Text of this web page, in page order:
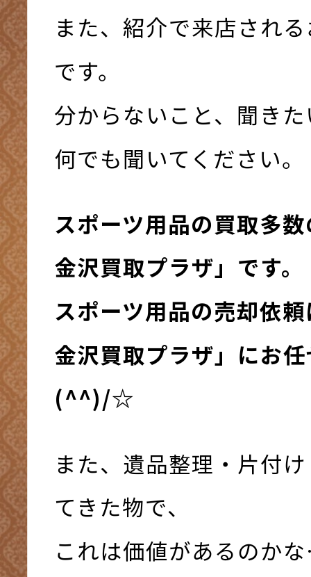
また、紹介で来店され
です。
分からないこと、聞き
何でも聞いてください。
スポーツ用品の買取多
金沢買取プラザ」です。
スポーツ用品の売却依
金沢買取プラザ」にお
(^^)/☆
また、遺品整理・片付
てきた物で、
これは価値があるのか